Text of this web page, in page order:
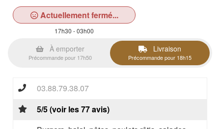
Actuellement fermé...
17h30 - 03h00
À emporter
Précommande pour 17h50
Livraison
Précommande pour 18h15
03.88.79.38.07
5/5 (voir les 77 avis)